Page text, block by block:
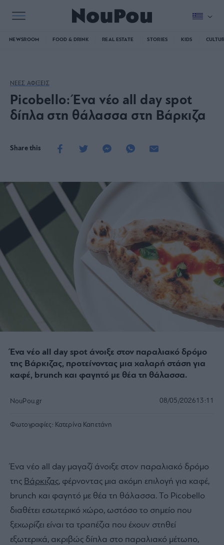
NEWSROOM FOOD & DRINK REAL ESTATE STORIES KIDS
ΝΕΕΣ ΑΦΙΞΕΙΣ
Picobello: Ένα νέο all day spot
δίπλα στη θάλασσα στη Βάρκιζα
Share this
Ένα νέο all day spot άνοιξε στον παραλιακό δρόμο
της Βάρκιζας, προτείνοντας μια χαλαρή στάση για
καφέ, brunch και φαγητό με θέα τη θάλασσα.
NouPou.gr 08/05/202613:11
Φωτογραφίες: Κατερίνα Καπετάνη
Ένα νέο all day μαγαζί άνοιξε στον παραλιακό δρόμο
της Βάρκιζας, φέρνοντας μια ακόμη επιλογή για καφέ,
brunch και φαγητό με θέα τη θάλασσα. Το Picobello
διαθέτει εσωτερικό χώρο, ωστόσο το σημείο που
ξεχωρίζει είναι τα τραπέζια που έχουν στηθεί
εξωτερικά, ακριβώς δίπλα στο παραλιακό μέτωπο,